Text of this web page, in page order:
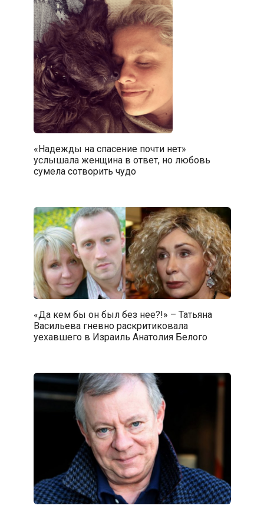
«Надежды на спасение почти нет»
услышала женщина в ответ, но любовь
сумела сотворить чудо
«Да кем бы он был без нее?!» – Татьяна
Васильева гневно раскритиковала
уехавшего в Израиль Анатолия Белого